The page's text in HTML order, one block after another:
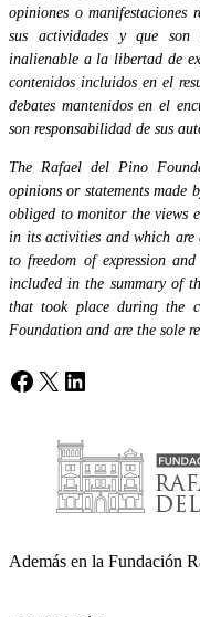
opiniones o manifestaciones
sus actividades y que son
inalienable a la libertad de
contenidos incluidos en el
debates mantenidos en el
son responsabilidad de sus
The Rafael del Pino
opinions or statements made
obliged to monitor the views
in its activities and which are
to freedom of expression
included in the summary of
that took place during the
Foundation and are the sole
Facebook
X LinkedIn
Además en la Fundación